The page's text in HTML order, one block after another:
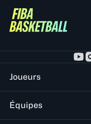
Joueurs
Équipes